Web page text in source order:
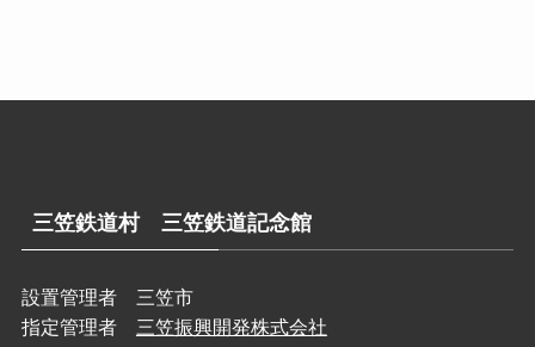
三笠鉄道村 三笠鉄道記念館
設置管理者 三笠市
指定管理者 三笠振興開発株式会社